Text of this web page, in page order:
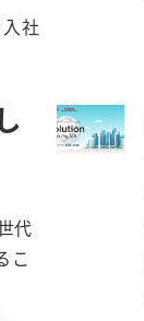
社
代
こ